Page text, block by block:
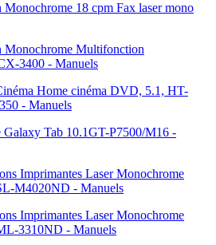
18 cpm Fax laser mono
Multifonction
3400 - Manuels
Home cinéma DVD, 5.1, HT-
- Manuels
Tab 10.1GT-P7500/M16 -
Imprimantes Laser Monochrome
M4020ND - Manuels
Imprimantes Laser Monochrome
3310ND - Manuels